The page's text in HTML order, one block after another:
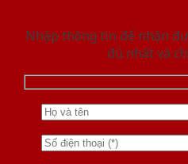
Nhập thông tin để nhận
đủ nhất và